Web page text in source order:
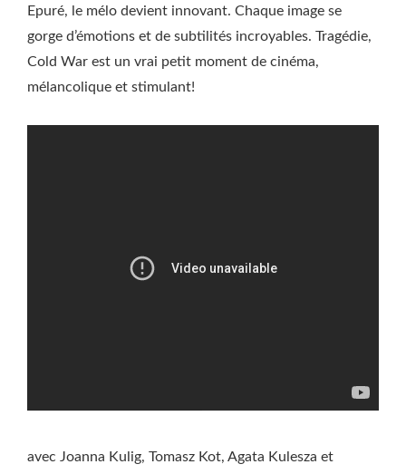
Epuré, le mélo devient innovant. Chaque image se
gorge d’émotions et de subtilités incroyables. Tragédie,
Cold War est un vrai petit moment de cinéma,
mélancolique et stimulant!
avec Joanna Kulig, Tomasz Kot, Agata Kulesza et